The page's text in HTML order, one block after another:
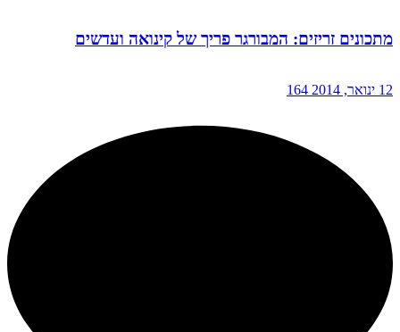
מתכונים זריזים: המבורגר פריך של קינואה ועדשים
12 ינואר, 2014 164